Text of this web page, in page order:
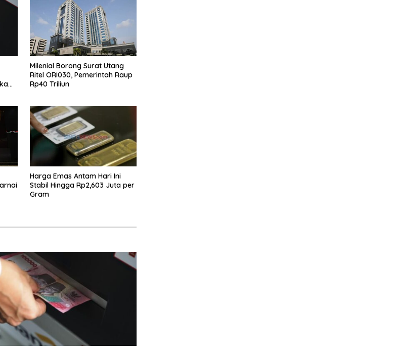
Milenial Borong Surat Utang
Ritel ORI030, Pemerintah Raup
Rp40 Triliun
Harga Emas Antam Hari Ini
Stabil Hingga Rp2,603 Juta per
Gram